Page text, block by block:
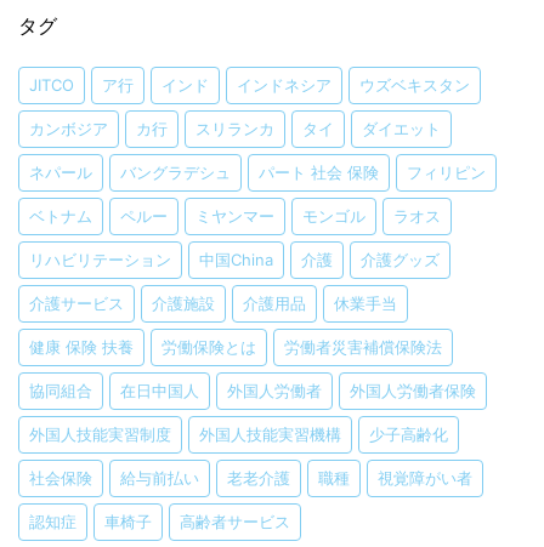
タグ
JITCO ア行 インド インドネシア ウズベキスタン
カンボジア カ行 スリランカ タイ ダイエット
ネパール バングラデシュ パート 社会 保険 フィリピン
ベトナム ペルー ミヤンマー モンゴル ラオス
リハビリテーション 中国China 介護 介護グッズ
介護サービス 介護施設 介護用品 休業手当
健康 保険 扶養 労働保険とは 労働者災害補償保険法
協同組合 在日中国人 外国人労働者 外国人労働者保険
外国人技能実習制度 外国人技能実習機構 少子高齢化
社会保険 給与前払い 老老介護 職種 視覚障がい者
認知症 車椅子 高齢者サービス